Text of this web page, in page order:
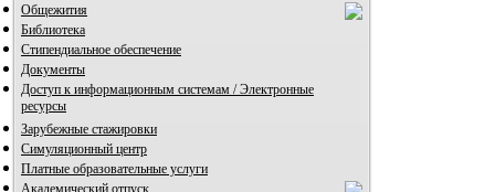
Общежития
Библиотека
Стипендиальное обеспечение
Документы
Доступ к информационным системам / Электронные
ресурсы
Зарубежные стажировки
Симуляционный центр
Платные образовательные услуги
Академический отпуск